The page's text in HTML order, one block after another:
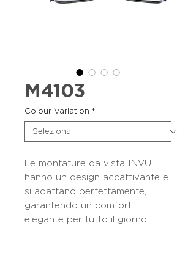
M4103
Colour Variation *
Le montature da vista INVU
hanno un design accattivante e
si adattano perfettamente,
garantendo un comfort
elegante per tutto il giorno.